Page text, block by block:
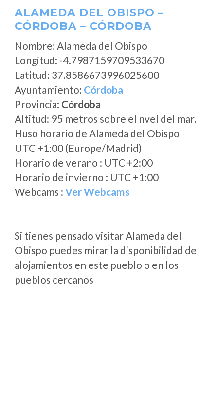
ALAMEDA DEL OBISPO –
CÓRDOBA – CÓRDOBA
Nombre: Alameda del Obispo
Longitud: -4.7987159709533670
Latitud: 37.8586673996025600
Ayuntamiento: Córdoba
Provincia: Córdoba
Altitud: 95 metros sobre el nvel del mar.
Huso horario de Alameda del Obispo
UTC +1:00 (Europe/Madrid)
Horario de verano : UTC +2:00
Horario de invierno : UTC +1:00
Webcams : Ver Webcams
Si tienes pensado visitar Alameda del
Obispo puedes mirar la disponibilidad de
alojamientos en este pueblo o en los
pueblos cercanos